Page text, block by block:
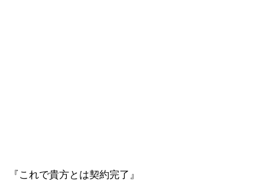
『これで貴方とは契約完了』